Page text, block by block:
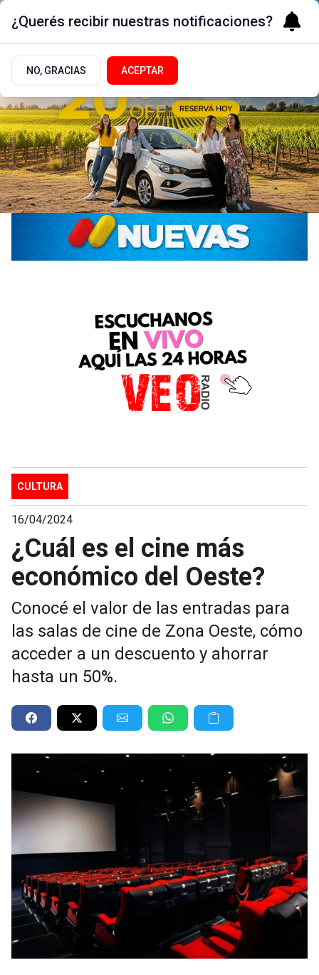
CULTURA
16/04/2024
¿Cuál es el cine más
económico del Oeste?
Conocé el valor de las entradas para
las salas de cine de Zona Oeste, cómo
acceder a un descuento y ahorrar
hasta un 50%.
¿Querés recibir nuestras notificaciones?
NO, GRACIAS ACEPTAR